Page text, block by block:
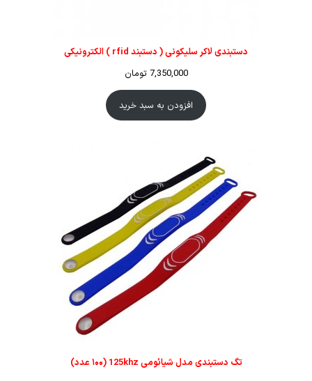
دستبندی لاکر سلیکونی ( دستبند rfid ) الکترونیکی
7,350,000 تومان
افزودن به سبد خرید
تگ دستبندی مدل شیائومی 125khz (۱۰۰ عدد)